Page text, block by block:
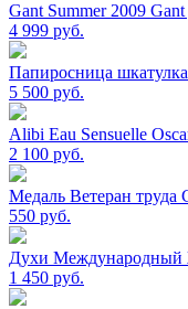
Gant Summer 2009
4 999 руб.
Папиросница
5 500 руб.
Alibi Eau Sensuelle
2 100 руб.
Медаль Ветеран
550 руб.
Духи Международный
1 450 руб.